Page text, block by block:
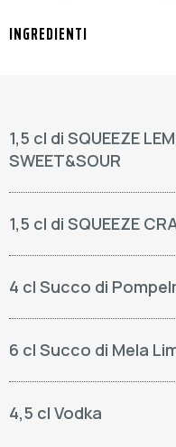
INGREDIENTI
1,5 cl di SQUEEZE
SWEET&SOUR
1,5 cl di SQUEEZE
4 cl Succo di
6 cl Succo di Mela
4,5 cl Vodka